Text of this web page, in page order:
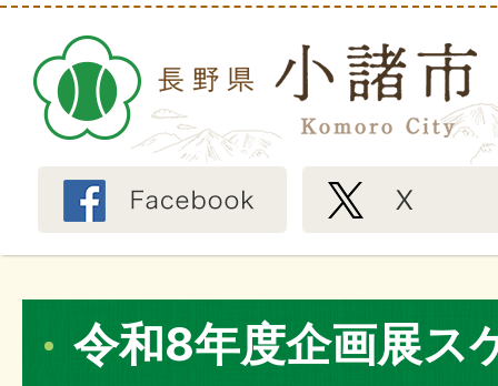
令和8年度企画展ス